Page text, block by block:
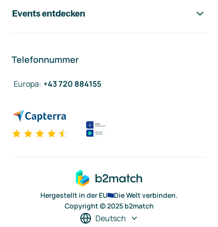
Events entdecken
Telefonnummer
Europa: +43 720 884155
Hergestellt in der EU
Die Welt verbinden.
Copyright © 2025 b2match
Deutsch